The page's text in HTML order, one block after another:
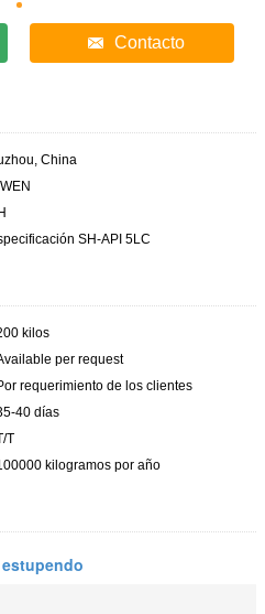
Contacto
China
SH-API 5LC
kilos
per request
requerimiento de los clientes
40 días
T
kilogramos por año